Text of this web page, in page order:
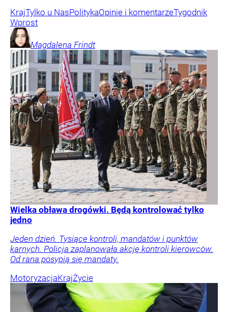
KrajTylko u NasPolitykaOpinie i komentarzeTygodnik
Wprost
Magdalena Frindt
Wielka obława drogówki. Będą kontrolować tylko
jedno
Jeden dzień. Tysiące kontroli, mandatów i punktów
karnych. Policja zaplanowała akcję kontroli kierowców.
Od rana posypią się mandaty.
MotoryzacjaKrajŻycie